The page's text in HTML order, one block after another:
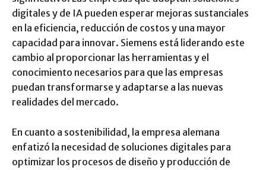
digitales y de IA pueden esperar mejoras sustanciales
en la eficiencia, reducción de costos y una mayor
capacidad para innovar. Siemens está liderando este
cambio al proporcionar las herramientas y el
conocimiento necesarios para que las empresas
puedan transformarse y adaptarse a las nuevas
realidades del mercado.
En cuanto a sostenibilidad, la empresa alemana
enfatizó la necesidad de soluciones digitales para
optimizar los procesos de diseño y producción de